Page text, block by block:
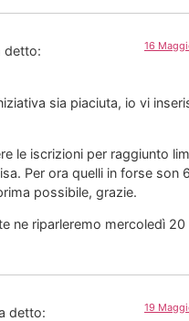
detto: 16
sia piaciuta, io vi
le iscrizioni per raggiunto
Per ora quelli in forse son
possibile, grazie.
ne riparleremo mercoledì 20
detto: 19